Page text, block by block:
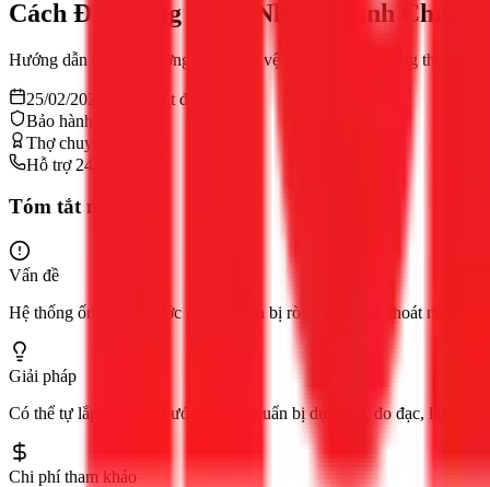
Cách Đi Đường Nước Nhà Vệ Sinh Chuẩn
Hướng dẫn cách đi đường nước nhà vệ sinh và cách đi ống thoát
25/02/2026
phút đọc
Bảo hành 12 tháng
Thợ chuyên nghiệp
Hỗ trợ 24/7
Tóm tắt nhanh
Vấn đề
Hệ thống ống thoát nước nhà vệ sinh bị rò rỉ, cũ hỏng, thoát nước
Giải pháp
Có thể tự lắp đặt theo hướng dẫn (chuẩn bị dụng cụ, đo đạc, lắp
Chi phí tham khảo